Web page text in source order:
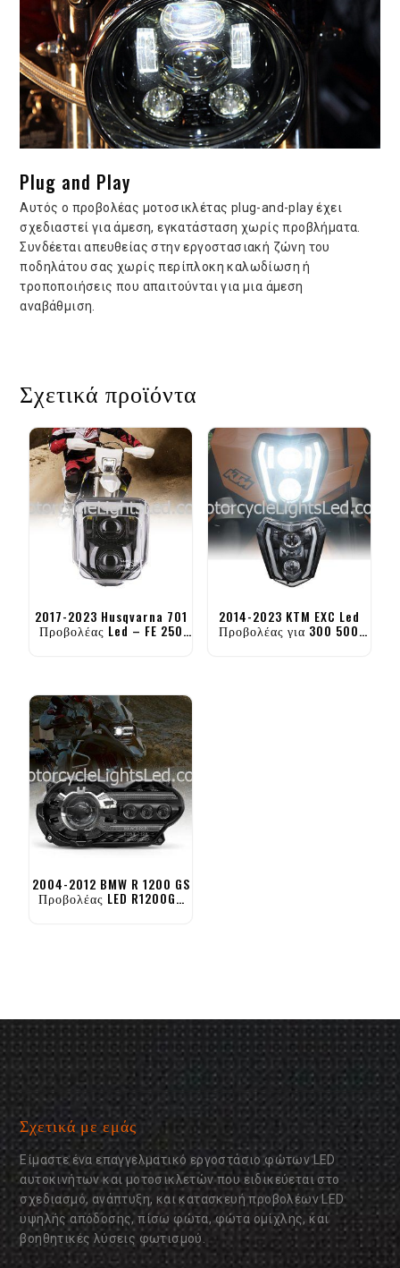
Plug and Play
Αυτός ο προβολέας μοτοσικλέτας plug-and-play έχει
σχεδιαστεί για άμεση, εγκατάσταση χωρίς προβλήματα.
Συνδέεται απευθείας στην εργοστασιακή ζώνη του
ποδηλάτου σας χωρίς περίπλοκη καλωδίωση ή
τροποποιήσεις που απαιτούνται για μια άμεση
αναβάθμιση.
Σχετικά προϊόντα
2017-2023 Husqvarna 701
Προβολέας Led – FE 250
2014-2023 KTM EXC Led
Προβολέας για 300 500
2004-2012 BMW R 1200 GS
Προβολέας LED R1200GS
Σχετικά με εμάς
Είμαστε ένα επαγγελματικό εργοστάσιο φώτων LED
αυτοκινήτων και μοτοσικλετών που ειδικεύεται στο
σχεδιασμό, ανάπτυξη, και κατασκευή προβολέων LED
υψηλής απόδοσης, πίσω φώτα, φώτα ομίχλης, και
βοηθητικές λύσεις φωτισμού.